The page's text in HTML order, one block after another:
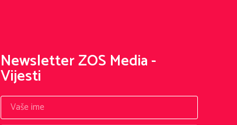
Newsletter ZOS Media -
Vijesti